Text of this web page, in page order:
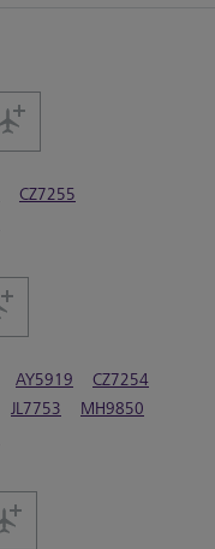
CZ7255
AY5919
CZ7254
JL7753
MH9850